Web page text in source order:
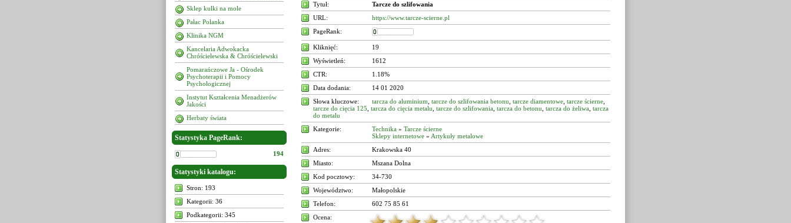
Sklep kulki na mole
Pałac Polanka
Klinika NGM
Kancelaria Adwokacka
Chróścielewska & Chróścielewski
Pomarańczowe Ja - Ośrodek
Psychoterapii i Pomocy
Psychologicznej
Instytut Kształcenia Menadżerów
Jakości
Herbaty świata
Statystyka PageRank:
194
Statystyki katalogu:
Stron: 193
Kategorii: 36
Podkategorii: 345
Tytuł:
Tarcze do szlifowania
URL:
https://www.tarcze-scierne.pl
PageRank:
Kliknięć:
19
Wyświetleń:
1612
CTR:
1.18%
Data dodania:
14 01 2020
Słowa kluczowe:
tarcza do aluminium tarcze do szlifowania betonu tarcze diamentowe tarcze ścierne
tarcze do cięcia 125 tarcza do cięcia metalu tarcze do szlifowania tarcza do betonu tarcza do żeliwa tarcza
do metalu
Kategorie:
Technika » Tarcze ścierne
Sklepy internetowe » Artykuły metalowe
Adres:
Krakowska 40
Miasto:
Mszana Dolna
Kod pocztowy:
34-730
Województwo:
Małopolskie
Telefon:
602 75 85 61
Ocena: